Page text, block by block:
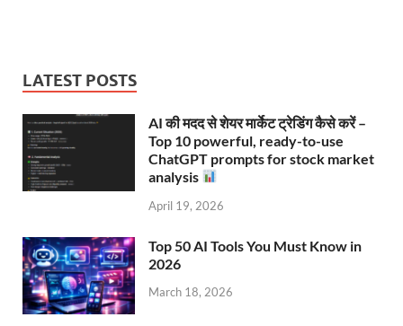
LATEST POSTS
AI की मदद से शेयर मार्केट ट्रेडिंग कैसे करें –
Top 10 powerful, ready-to-use
ChatGPT prompts for stock market
analysis
April 19, 2026
Top 50 AI Tools You Must Know in
2026
March 18, 2026